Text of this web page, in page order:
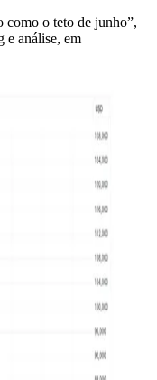
como o teto de junho”,
e análise, em